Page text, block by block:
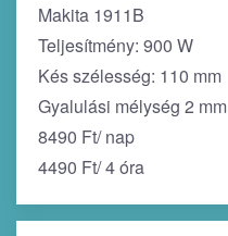
Makita 1911B
Teljesítmény: 900 W
Kés szélesség: 110 mm
Gyalulási mélység 2 mm
8490 Ft/ nap
4490 Ft/ 4 óra